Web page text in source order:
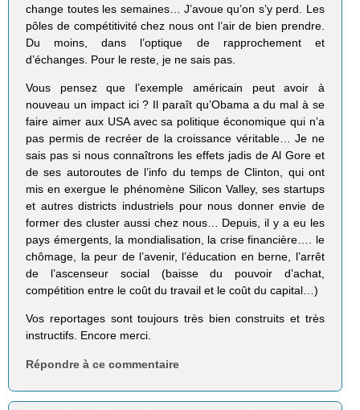
change toutes les semaines… J’avoue qu’on s’y perd. Les
pôles de compétitivité chez nous ont l’air de bien prendre.
Du moins, dans l’optique de rapprochement et
d’échanges. Pour le reste, je ne sais pas.
Vous pensez que l’exemple américain peut avoir à
nouveau un impact ici ? Il paraît qu’Obama a du mal à se
faire aimer aux USA avec sa politique économique qui n’a
pas permis de recréer de la croissance véritable… Je ne
sais pas si nous connaîtrons les effets jadis de Al Gore et
de ses autoroutes de l’info du temps de Clinton, qui ont
mis en exergue le phénomène Silicon Valley, ses startups
et autres districts industriels pour nous donner envie de
former des cluster aussi chez nous… Depuis, il y a eu les
pays émergents, la mondialisation, la crise financière…. le
chômage, la peur de l’avenir, l’éducation en berne, l’arrêt
de l’ascenseur social (baisse du pouvoir d’achat,
compétition entre le coût du travail et le coût du capital…)
Vos reportages sont toujours très bien construits et très
instructifs. Encore merci.
Répondre à ce commentaire